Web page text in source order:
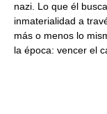
nazi. Lo que él
inmaterialidad a
más o menos lo
la época: vencer el